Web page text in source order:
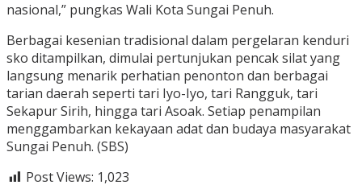
nasional,” pungkas Wali Kota Sungai Penuh.
Berbagai kesenian tradisional dalam pergelaran kenduri
sko ditampilkan, dimulai pertunjukan pencak silat yang
langsung menarik perhatian penonton dan berbagai
tarian daerah seperti tari Iyo-Iyo, tari Rangguk, tari
Sekapur Sirih, hingga tari Asoak. Setiap penampilan
menggambarkan kekayaan adat dan budaya masyarakat
Sungai Penuh. (SBS)
Post Views: 1,023